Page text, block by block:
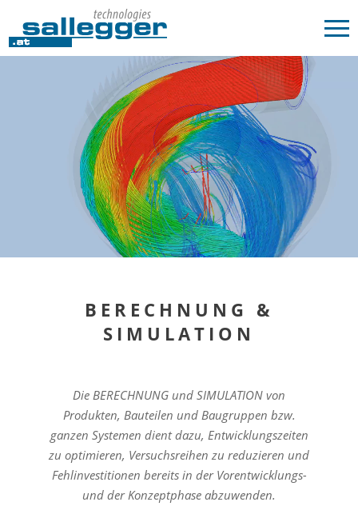
BERECHNUNG &
SIMULATION
Die BERECHNUNG und SIMULATION von
Produkten, Bauteilen und Baugruppen bzw.
ganzen Systemen dient dazu, Entwicklungszeiten
zu optimieren, Versuchsreihen zu reduzieren und
Fehlinvestitionen bereits in der Vorentwicklungs-
und der Konzeptphase abzuwenden.